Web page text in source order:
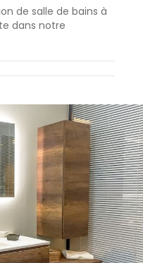
de salle de bains à
dans notre